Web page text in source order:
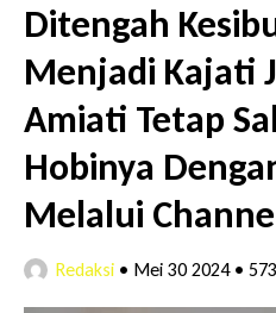
Terpidana Penipuan 10
Lakukan Pencurian dengan
Muhammad Syifa Dihukum
RSUD Bangil Raih
Perkuat Layanan Code
Hakim Sebut Saksi
Ditengah
Menjadi Kajati
Amiati Tetap
Hobinya
Melalui
Redaksi • Mei 30 2024•